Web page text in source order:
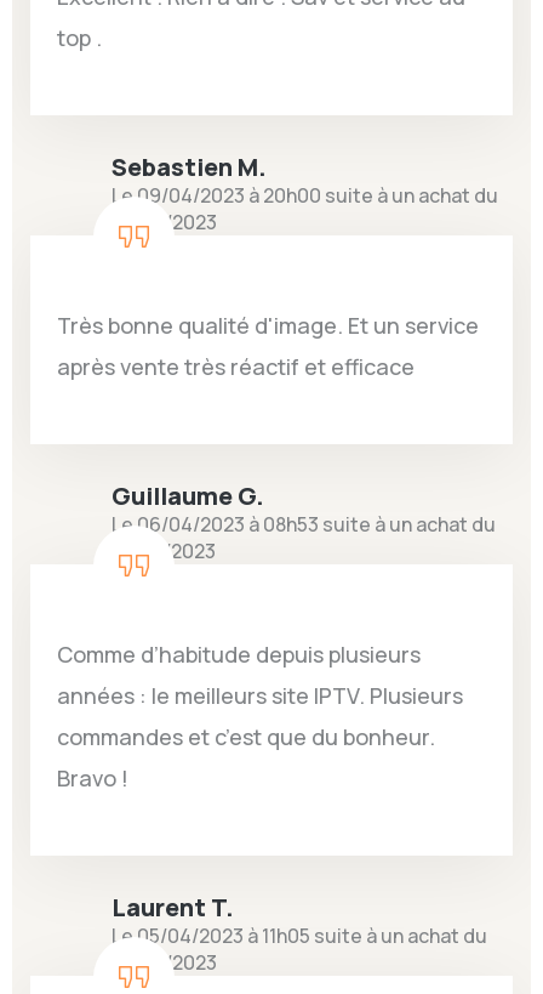
top .
Sebastien M.
Le 09/04/2023 à 20h00 suite à un achat du
29/03/2023
Très bonne qualité d'image. Et un service
après vente très réactif et efficace
Guillaume G.
Le 06/04/2023 à 08h53 suite à un achat du
25/03/2023
Comme d’habitude depuis plusieurs
années : le meilleurs site IPTV. Plusieurs
commandes et c’est que du bonheur.
Bravo !
Laurent T.
Le 05/04/2023 à 11h05 suite à un achat du
26/03/2023